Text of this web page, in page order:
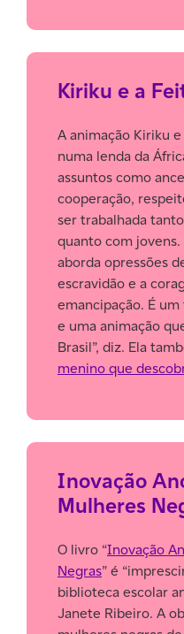
Kiriku e a
A animação Kiriku
numa lenda da
assuntos como
cooperação,
ser trabalhada
quanto com
aborda opressões
escravidão e a
emancipação. É
e uma animação
Brasil”, diz. Ela
menino que
Inovação
Mulheres
O livro “Inovação
Negras” é
biblioteca escolar
Janete Ribeiro. A